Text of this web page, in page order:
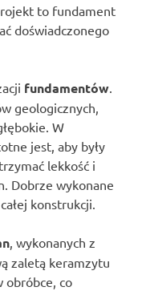
to fundament
doświadczonego
fundamentów
geologicznych,
W
jest, aby były
lekkość i
Dobrze wykonane
konstrukcji.
, wykonanych z
zaletą keramzytu
obróbce, co